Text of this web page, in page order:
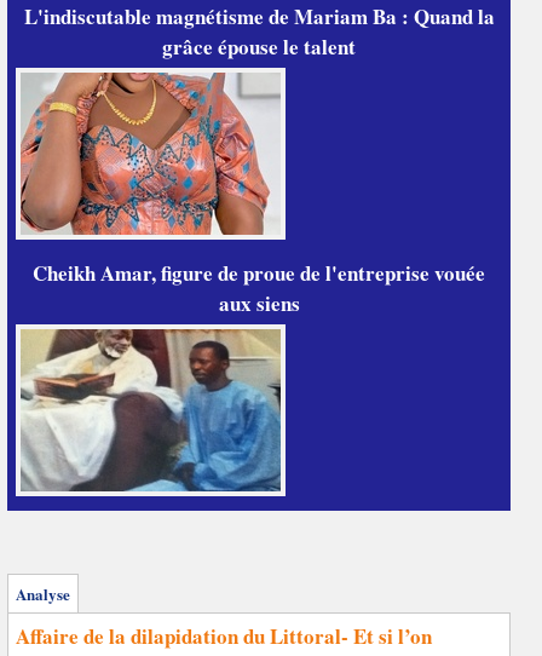
L'indiscutable magnétisme de Mariam Ba : Quand la
grâce épouse le talent
Cheikh Amar, figure de proue de l'entreprise vouée
aux siens
Analyse
Affaire de la dilapidation du Littoral- Et si l’on